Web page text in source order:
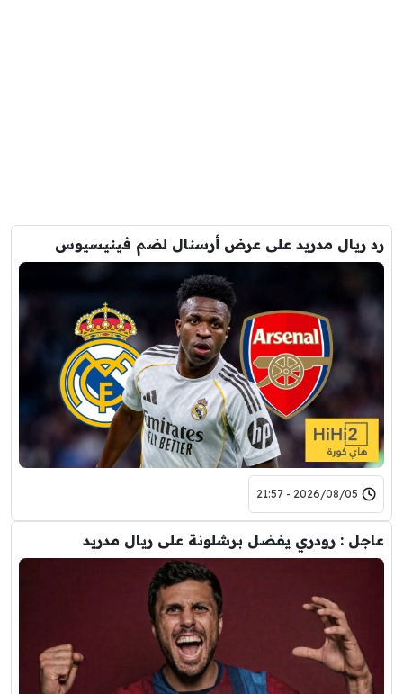
رد ريال مدريد على عرض أرسنال لضم فينيسيوس
2026/08/05 - 21:57
عاجل : رودري يفضل برشلونة على ريال مدريد